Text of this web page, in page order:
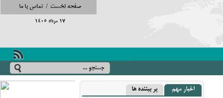
صفحه نخست / تماس با ما
17 مرداد 1405
اخبار مهم پر بیننده ها